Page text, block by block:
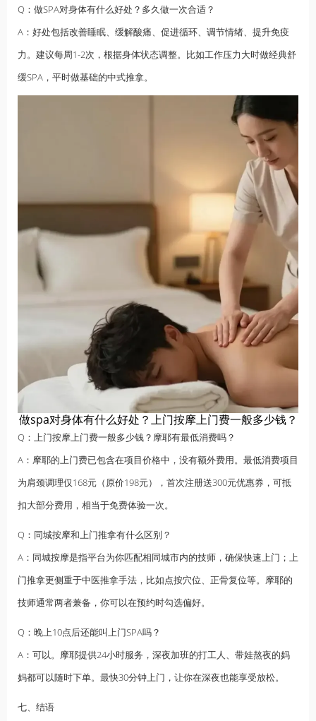
Q：做SPA对身体有什么好处？多久做一次合适？
A：好处包括改善睡眠、缓解酸痛、促进循环、调节情绪、提升免疫
力。建议每周1-2次，根据身体状态调整。比如工作压力大时做经典舒
缓SPA，平时做基础的中式推拿。
做spa对身体有什么好处？上门按摩上门费一般多少钱？
Q：上门按摩上门费一般多少钱？摩耶有最低消费吗？
A：摩耶的上门费已包含在项目价格中，没有额外费用。最低消费项目
为肩颈调理仅168元（原价198元），首次注册送300元优惠券，可抵
扣大部分费用，相当于免费体验一次。
Q：同城按摩和上门推拿有什么区别？
A：同城按摩是指平台为你匹配相同城市内的技师，确保快速上门；上
门推拿更侧重于中医推拿手法，比如点按穴位、正骨复位等。摩耶的
技师通常两者兼备，你可以在预约时勾选偏好。
Q：晚上10点后还能叫上门SPA吗？
A：可以。摩耶提供24小时服务，深夜加班的打工人、带娃熬夜的妈
妈都可以随时下单。最快30分钟上门，让你在深夜也能享受放松。
七、结语